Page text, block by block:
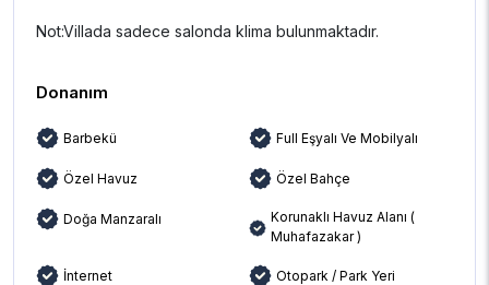
Not:Villada sadece salonda klima bulunmaktadır.
Donanım
Barbekü Full Eşyalı Ve Mobilyalı
Özel Havuz Özel Bahçe
Doğa Manzaralı
Korunaklı Havuz Alanı (
Muhafazakar )
İnternet Otopark / Park Yeri